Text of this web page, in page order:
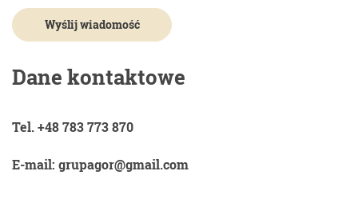
Dane kontaktowe
Tel. +48 783 773 870
E-mail: grupagor@gmail.com